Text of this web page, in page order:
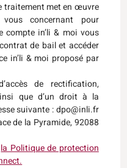
traitement met en œuvre
concernant pour
compte in’li & moi vous
de bail et accéder
in’li & moi proposé par
de rectification,
que d’un droit à la
suivante : dpo@inli.fr
de la Pyramide, 92088
la Politique de protection